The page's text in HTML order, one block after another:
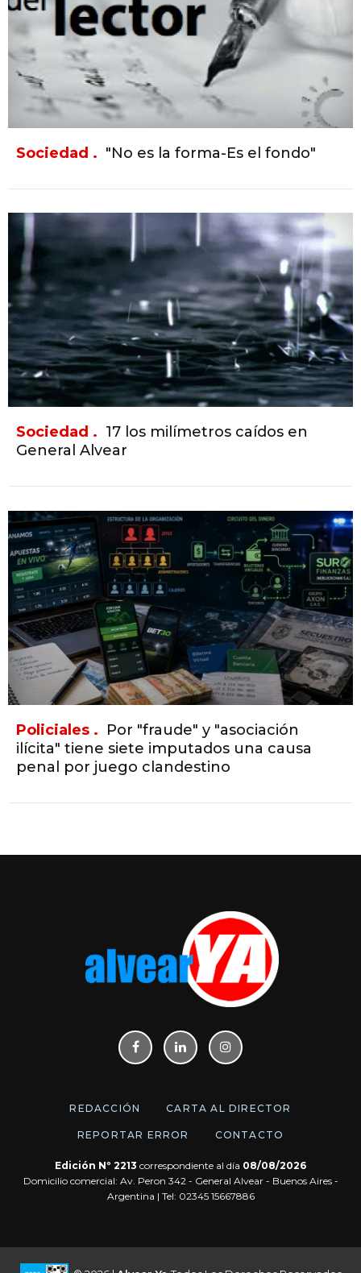
Sociedad . "No es la forma-Es el fondo"
Sociedad . 17 los milímetros caídos en
General Alvear
Policiales . Por "fraude" y "asociación
ilícita" tiene siete imputados una causa
penal por juego clandestino
REDACCIÓN CARTA AL DIRECTOR
REPORTAR ERROR CONTACTO
Edición Nº 2213 correspondiente al día 08/08/2026
Domicilio comercial: Av. Peron 342 - General Alvear - Buenos Aires -
Argentina | Tel: 02345 15667886